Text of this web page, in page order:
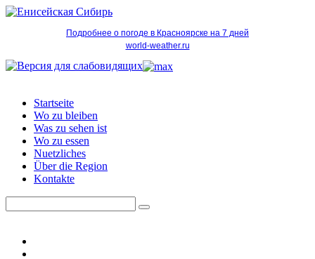
Подробнее о погоде в Красноярске на 7 дней
world-weather.ru
Startseite
Wo zu bleiben
Was zu sehen ist
Wo zu essen
Nuetzliches
Über die Region
Kontakte